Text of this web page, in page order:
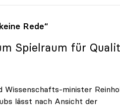
Rede“
Spielraum für
Wissenschafts-minister
lässt nach Ansicht der